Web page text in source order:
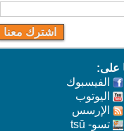
على:
الفيسبوك
اليوتوب
اﻹرسس
تسو- tsū